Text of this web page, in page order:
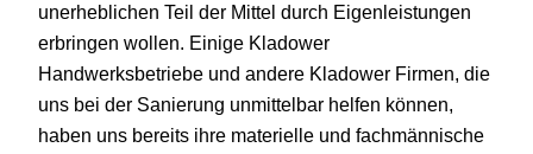
unerheblichen Teil der Mittel durch Eigenleistungen
erbringen wollen. Einige Kladower
Handwerksbetriebe und andere Kladower Firmen, die
uns bei der Sanierung unmittelbar helfen können,
haben uns bereits ihre materielle und fachmännische